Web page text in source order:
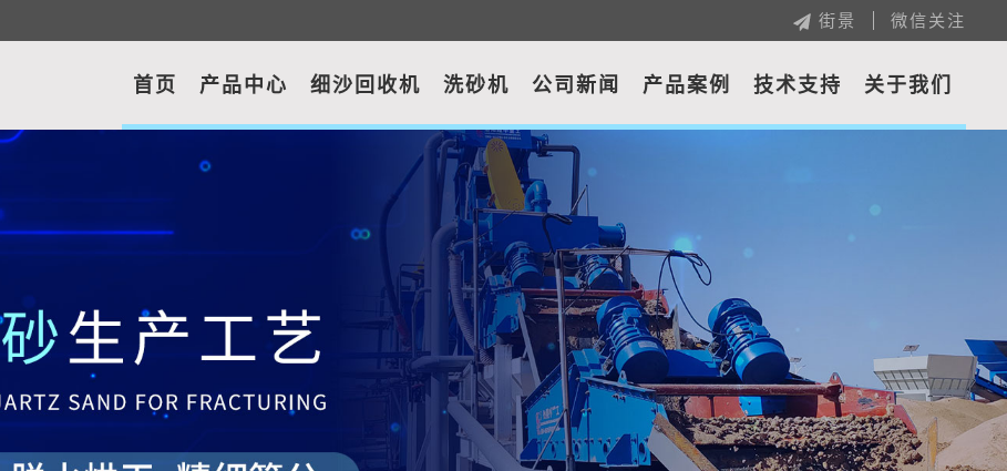
街景 微信关注
首页 产品中心 细沙回收机 洗砂机 公司新闻 产品案例 技术支持 关于我们